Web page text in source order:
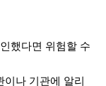
했다면 위험할 수
이나 기관에 알리